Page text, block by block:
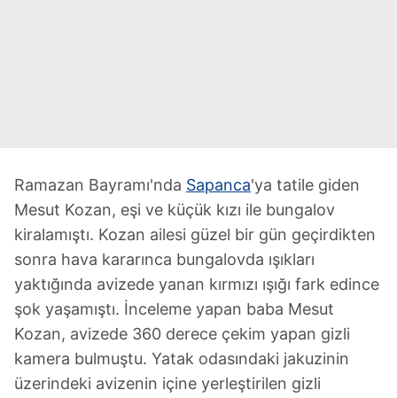
Ramazan Bayramı'nda Sapanca'ya tatile giden
Mesut Kozan, eşi ve küçük kızı ile bungalov
kiralamıştı. Kozan ailesi güzel bir gün geçirdikten
sonra hava kararınca bungalovda ışıkları
yaktığında avizede yanan kırmızı ışığı fark edince
şok yaşamıştı. İnceleme yapan baba Mesut
Kozan, avizede 360 derece çekim yapan gizli
kamera bulmuştu. Yatak odasındaki jakuzinin
üzerindeki avizenin içine yerleştirilen gizli